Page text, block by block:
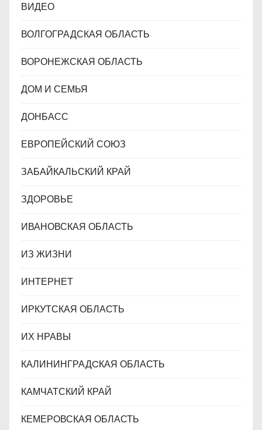
ВИДЕО
ВОЛГОГРАДСКАЯ ОБЛАСТЬ
ВОРОНЕЖСКАЯ ОБЛАСТЬ
ДОМ И СЕМЬЯ
ДОНБАСС
ЕВРОПЕЙСКИЙ СОЮЗ
ЗАБАЙКАЛЬСКИЙ КРАЙ
ЗДОРОВЬЕ
ИВАНОВСКАЯ ОБЛАСТЬ
ИЗ ЖИЗНИ
ИНТЕРНЕТ
ИРКУТСКАЯ ОБЛАСТЬ
ИХ НРАВЫ
КАЛИНИНГРАДCКАЯ ОБЛАСТЬ
КАМЧАТСКИЙ КРАЙ
КЕМЕРОВСКАЯ ОБЛАСТЬ